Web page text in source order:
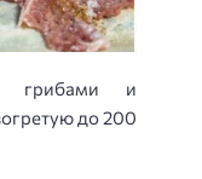
грибами и
до 200